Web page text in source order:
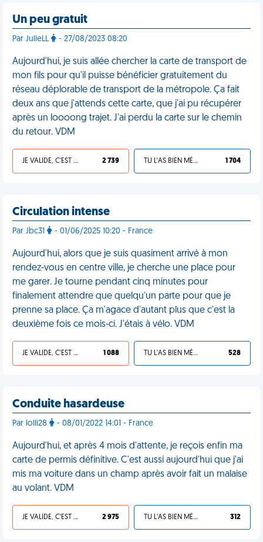
Un peu gratuit
Par JulieLL - 27/08/2023 08:20
Aujourd'hui, je suis allée chercher la carte de transport de
mon fils pour qu'il puisse bénéficier gratuitement du
réseau déplorable de transport de la métropole. Ça fait
deux ans que j'attends cette carte, que j'ai pu récupérer
après un loooong trajet. J'ai perdu la carte sur le chemin
du retour. VDM
JE VALIDE, C'EST UNE VDM 2 739 TU L'AS BIEN MÉRITÉ 1 704
Circulation intense
Par Jbc31 - 01/06/2025 10:20 - France
Aujourd'hui, alors que je suis quasiment arrivé à mon
rendez-vous en centre ville, je cherche une place pour
me garer. Je tourne pendant cinq minutes pour
finalement attendre que quelqu'un parte pour que je
prenne sa place. Ça m'agace d'autant plus que c'est la
deuxième fois ce mois-ci. J'étais à vélo. VDM
JE VALIDE, C'EST UNE VDM 1 088 TU L'AS BIEN MÉRITÉ 528
Conduite hasardeuse
Par lolli28 - 08/01/2022 14:01 - France
Aujourd'hui, et après 4 mois d'attente, je reçois enfin ma
carte de permis définitive. C'est aussi aujourd'hui que j'ai
mis ma voiture dans un champ après avoir fait un malaise
au volant. VDM
JE VALIDE, C'EST UNE VDM 2 975 TU L'AS BIEN MÉRITÉ 312